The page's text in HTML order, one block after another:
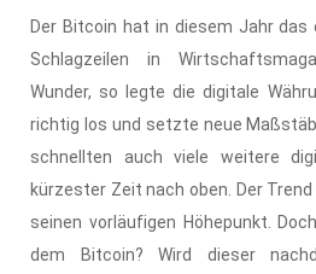
Der Bitcoin hat in diesem Jahr das
Schlagzeilen in
Wunder, so legte die digitale
richtig los und setzte neue
schnellten auch viele weitere
kürzester Zeit nach oben. Der
seinen vorläufigen Höhepunkt.
dem Bitcoin? Wird dieser